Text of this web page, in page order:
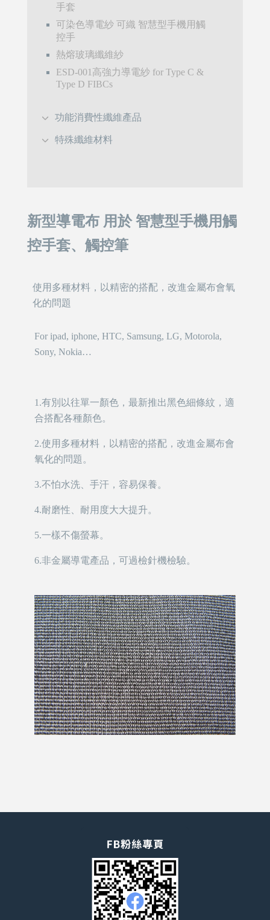
手套
可染色導電紗 可織 智慧型手機用觸
控手
熱熔玻璃纖維紗
ESD-001高強力導電紗 for Type C &
Type D FIBCs
功能消費性纖維產品
特殊纖維材料
新型導電布 用於 智慧型手機用觸
控手套、觸控筆
使用多種材料，以精密的搭配，改進金屬布會氧
化的問題
For ipad, iphone, HTC, Samsung, LG, Motorola,
Sony, Nokia…
1.有別以往單一顏色，最新推出黑色細條紋，適
合搭配各種顏色。
2.使用多種材料，以精密的搭配，改進金屬布會
氧化的問題。
3.不怕水洗、手汗，容易保養。
4.耐磨性、耐用度大大提升。
5.一樣不傷螢幕。
6.非金屬導電產品，可過檢針機檢驗。